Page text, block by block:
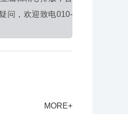
问，欢迎致电010-
MORE+